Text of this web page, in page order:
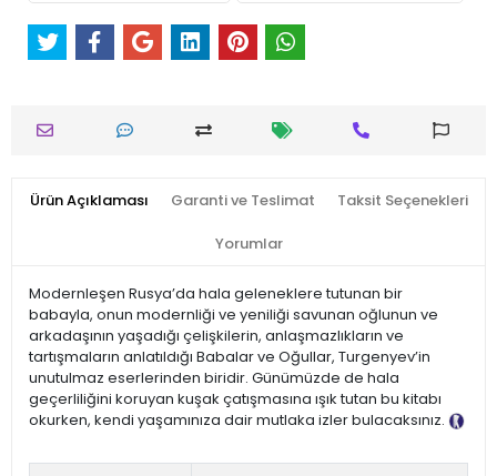
Ürün Açıklaması Garanti ve Teslimat Taksit Seçenekleri
Yorumlar
Modernleşen Rusya’da hala geleneklere tutunan bir
babayla, onun modernliği ve yeniliği savunan oğlunun ve
arkadaşının yaşadığı çelişkilerin, anlaşmazlıkların ve
tartışmaların anlatıldığı Babalar ve Oğullar, Turgenyev’in
unutulmaz eserlerinden biridir. Günümüzde de hala
geçerliliğini koruyan kuşak çatışmasına ışık tutan bu kitabı
okurken, kendi yaşamınıza dair mutlaka izler bulacaksınız.